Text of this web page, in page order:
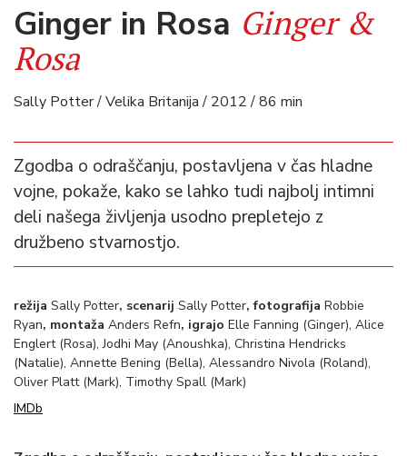
Ginger in Rosa Ginger &
Rosa
Sally Potter / Velika Britanija / 2012 / 86 min
Zgodba o odraščanju, postavljena v čas hladne
vojne, pokaže, kako se lahko tudi najbolj intimni
deli našega življenja usodno prepletejo z
družbeno stvarnostjo.
režija Sally Potter, scenarij Sally Potter, fotografija Robbie
Ryan, montaža Anders Refn, igrajo Elle Fanning (Ginger), Alice
Englert (Rosa), Jodhi May (Anoushka), Christina Hendricks
(Natalie), Annette Bening (Bella), Alessandro Nivola (Roland),
Oliver Platt (Mark), Timothy Spall (Mark)
IMDb